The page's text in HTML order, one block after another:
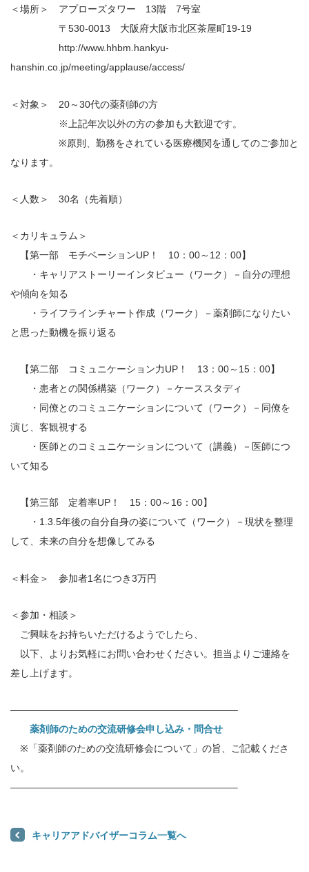
＜場所＞ アプローズタワー 13階 7号室
〒530-0013 大阪府大阪市北区茶屋町19-19
http://www.hhbm.hankyu-
hanshin.co.jp/meeting/applause/access/
＜対象＞ 20～30代の薬剤師の方
※上記年次以外の方の参加も大歓迎です。
※原則、勤務をされている医療機関を通してのご参加と
なります。
＜人数＞ 30名（先着順）
＜カリキュラム＞
【第一部 モチベーションUP！ 10：00～12：00】
・キャリアストーリーインタビュー（ワーク）－自分の理想
や傾向を知る
・ライフラインチャート作成（ワーク）－薬剤師になりたい
と思った動機を振り返る
【第二部 コミュニケーション力UP！ 13：00～15：00】
・患者との関係構築（ワーク）－ケーススタディ
・同僚とのコミュニケーションについて（ワーク）－同僚を
演じ、客観視する
・医師とのコミュニケーションについて（講義）－医師につ
いて知る
【第三部 定着率UP！ 15：00～16：00】
・1.3.5年後の自分自身の姿について（ワーク）－現状を整理
して、未来の自分を想像してみる
＜料金＞ 参加者1名につき3万円
＜参加・相談＞
ご興味をお持ちいただけるようでしたら、
以下、よりお気軽にお問い合わせください。担当よりご連絡を
差し上げます。
———————————————————————–
薬剤師のための交流研修会申し込み・問合せ
※「薬剤師のための交流研修会について」の旨、ご記載くださ
い。
———————————————————————–
キャリアアドバイザーコラム一覧へ